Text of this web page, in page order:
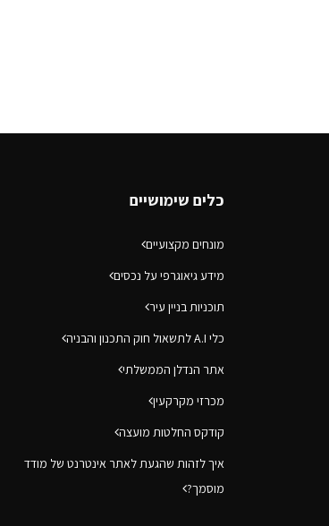
כלים שימושיים
מונחים מקצועיים
מידע גיאוגרפי על נכסים
תוכניות בניין עיר
כלי A.I לתשאול חוק התכנון והבניה
אתר הנדלן הממשלתי
מכרזי מקרקעין
קודקס החלטות מועצה
איך לזהות שהגעת לאתר אינטרנט של מודד
מוסמך?